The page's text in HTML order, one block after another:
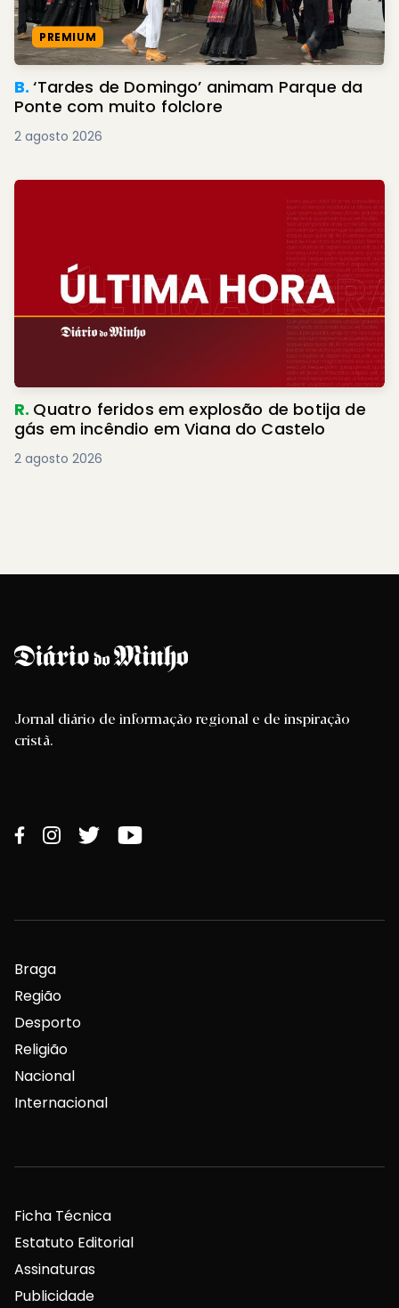
PREMIUM
B.‘Tardes de Domingo’ animam Parque da
Ponte com muito folclore
2 agosto 2026
R. Quatro feridos em explosão de botija de
gás em incêndio em Viana do Castelo
2 agosto 2026
Jornal diário de informação regional e de inspiração
cristã.
Braga
Região
Desporto
Religião
Nacional
Internacional
Ficha Técnica
Estatuto Editorial
Assinaturas
Publicidade